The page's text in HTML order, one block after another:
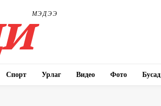
МЭДЭЭ
Спорт Урлаг Видео Фото Бусад